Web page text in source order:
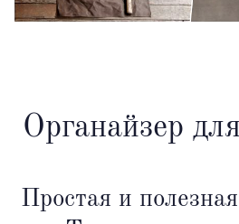
Органайзер
Простая и